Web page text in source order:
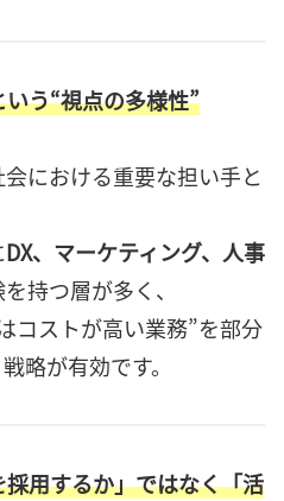
う“視点の多様性”
における重要な担い手と
DX、マーケティング、人事
持つ層が多く、
コストが高い業務”を部分
略が有効です。
用するか」ではなく「活